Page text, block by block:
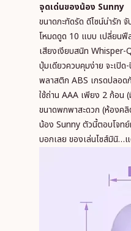
จุดเด่นของน้อง Sunny
ขนาดกะทัดรัด ดีไซน์น่ารัก
โหมดดูด 10 แบบ เปลี่ยนฟี
เสียงเงียบสนิท Whisper-
ปุ่มเดียวควบคุมง่าย จะเปิ
พลาสติก ABS เกรดปลอด
ใช้ถ่าน AAA เพียง 2 ก้อน
ขนาดพกพาสะดวก (ห้องค
น้อง Sunny ตัวนี้ตอบโจทย์
บอกเลย ของเล่นไซส์มินิ…